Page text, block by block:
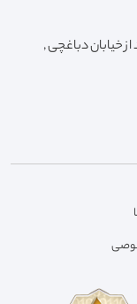
خیابان دباغچی ,